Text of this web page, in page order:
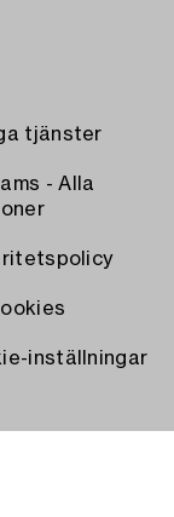
tjänster
- Alla
inställningar